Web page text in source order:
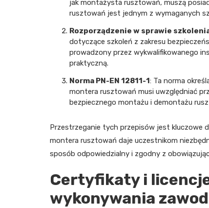
jak montażysta rusztowań, muszą
rusztowań jest jednym z wymaganych
Rozporządzenie w sprawie
dotyczące szkoleń z zakresu
prowadzony przez wykwalifikowanego
praktyczną.
Norma PN-EN 12811-1: Ta norma
montera rusztowań musi uwzględniać
bezpiecznego montażu i demontażu
Przestrzeganie tych przepisów jest kluczowe
montera rusztowań daje uczestnikom
sposób odpowiedzialny i zgodny z
Certyfikaty i
wykonywania